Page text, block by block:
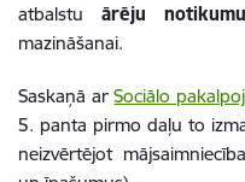
atbalstu ārēju
mazināšanai.
Saskaņā arSociālo
5. panta pirmo daļu to
neizvērtējot